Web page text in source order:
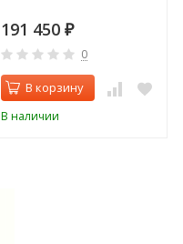
191 450 ₽
0
В корзину
В наличии